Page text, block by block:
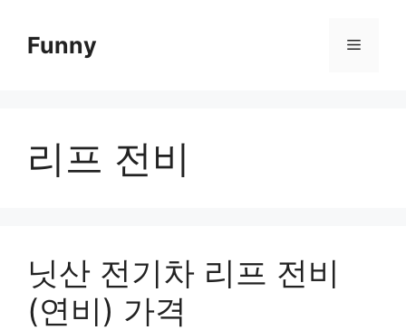
contentFunny Menu
리프 전비
닛산 전기차 리프 전비
(연비) 가격